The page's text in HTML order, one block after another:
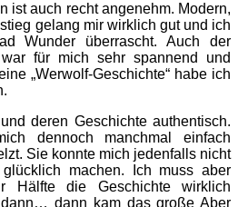
ist auch recht angenehm. Modern,
gelang mir wirklich gut und ich
Wunder überrascht. Auch der
für mich sehr spannend und
„Werwolf-Geschichte“ habe ich
deren Geschichte authentisch.
dennoch manchmal einfach
Sie konnte mich jedenfalls nicht
machen. Ich muss aber
die Geschichte wirklich
dann kam das große Aber